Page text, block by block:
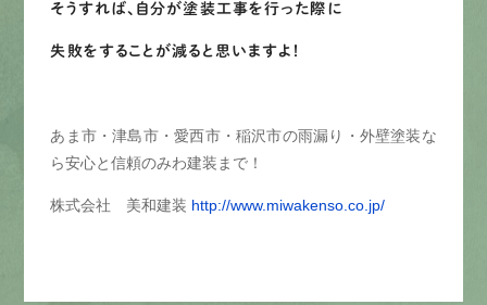
そうすれば、自分が塗装工事を行った際に
失敗をすることが減ると思いますよ！
あま市・津島市・愛西市・稲沢市の雨漏り・外壁塗装な
ら安心と信頼のみわ建装まで！
株式会社 美和建装 http://www.miwakenso.co.jp/